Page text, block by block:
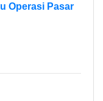
Operasi Pasar